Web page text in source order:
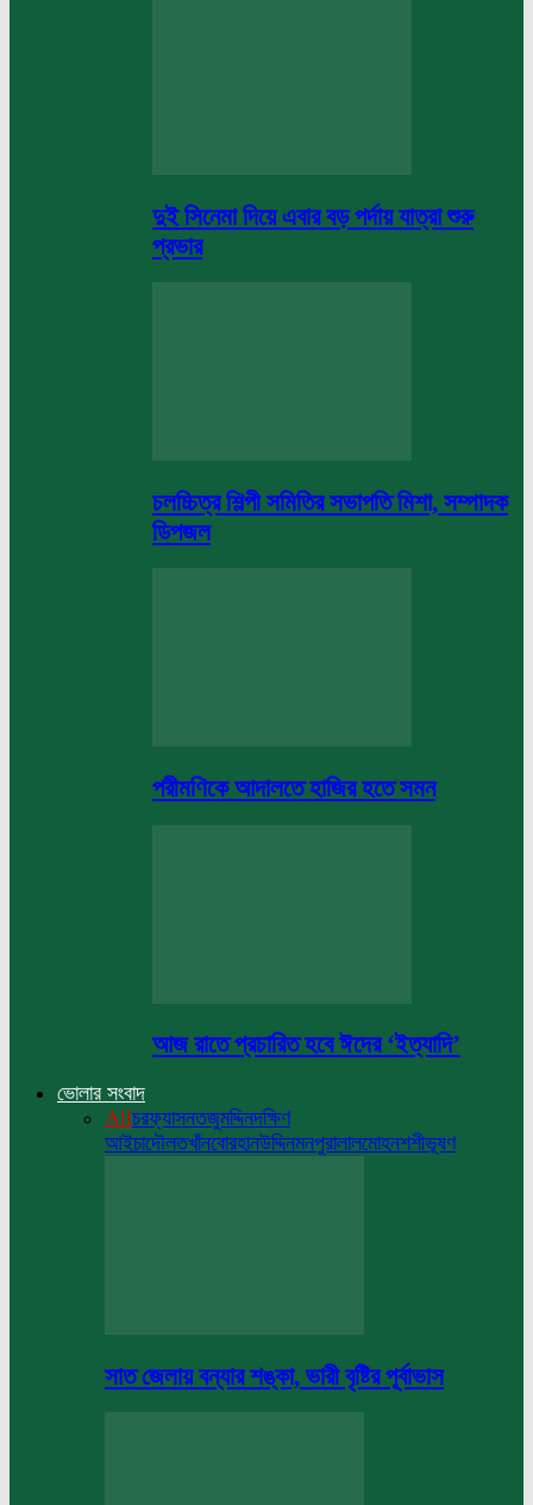
দুই সিনেমা দিয়ে এবার বড় পর্দায় যাত্রা শুরু
প্রভার
চলচ্চিত্র শিল্পী সমিতির সভাপতি মিশা, সম্পাদক
ডিপজল
পরীমণিকে আদালতে হাজির হতে সমন
আজ রাতে প্রচারিত হবে ঈদের ‘ইত্যাদি’
ভোলার সংবাদ
Allচরফ্যাসনতজুমদ্দিনদক্ষিণ
আইচাদৌলতখাঁনবোরহানউদ্দিনমনপুরালালমোহনশশীভূষণ
সাত জেলায় বন্যার শঙ্কা, ভারী বৃষ্টির পূর্বাভাস